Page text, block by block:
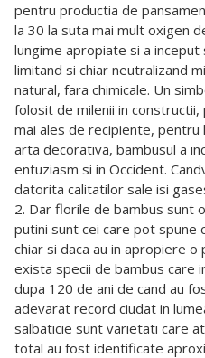
pentru productia de
la 30 la suta mai mult oxigen
lungime apropiate si a
limitand si chiar neutralizand
natural, fara chimicale. Un
folosit de milenii in
mai ales de recipiente, pentru
arta decorativa, bambusul a
entuziasm si in Occident.
datorita calitatilor sale isi
2. Dar florile de bambus sunt
putini sunt cei care pot spune
chiar si daca au in apropiere o
exista specii de bambus care
dupa 120 de ani de cand au
adevarat record ciudat in
salbaticie sunt varietati care
total au fost identificate